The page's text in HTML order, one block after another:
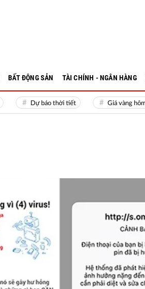
Dự báo thời tiết Giá vàng hôm nay
BẤT ĐỘNG SẢN TÀI CHÍNH - NGÂN HÀNG